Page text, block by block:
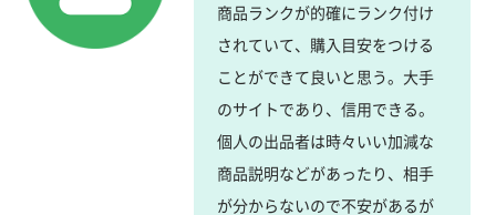
商品ランクが的確にランク付け
されていて、購入目安をつける
ことができて良いと思う。大手
のサイトであり、信用できる。
個人の出品者は時々いい加減な
商品説明などがあったり、相手
が分からないので不安があるが